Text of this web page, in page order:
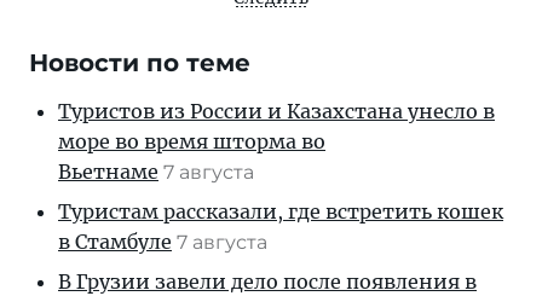
Новости по теме
Туристов из России и Казахстана унесло в
море во время шторма во
Вьетнаме 7 августа
Туристам рассказали, где встретить кошек
в Стамбуле 7 августа
В Грузии завели дело после появления в